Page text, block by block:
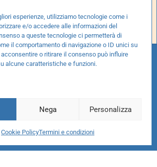
esperienze, utilizziamo tecnologie come i
e/o accedere alle informazioni del
a queste tecnologie ci permetterà di
il comportamento di navigazione o ID unici su
o ritirare il consenso può influire
alcune caratteristiche e funzioni.
Nega Personalizza
Cookie PolicyTermini e condizioni
Facebook
Instagram